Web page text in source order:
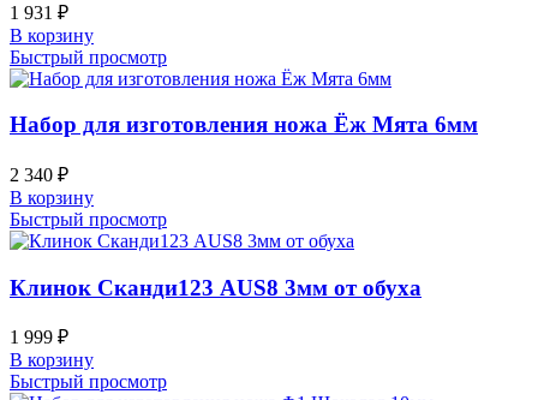
1 931 ₽
В корзину
Быстрый просмотр
Набор для изготовления ножа Ёж Мята 6мм
2 340 ₽
В корзину
Быстрый просмотр
Клинок Сканди123 AUS8 3мм от обуха
1 999 ₽
В корзину
Быстрый просмотр